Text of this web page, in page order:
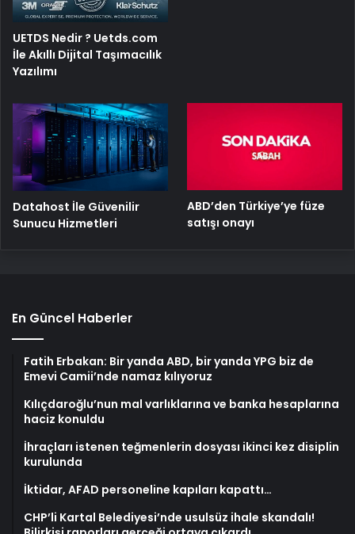
UETDS Nedir ? Uetds.com
İle Akıllı Dijital Taşımacılık
Yazılımı
Datahost İle Güvenilir
Sunucu Hizmetleri
ABD’den Türkiye’ye füze
satışı onayı
En Güncel Haberler
Fatih Erbakan: Bir yanda ABD, bir yanda YPG biz de
Emevi Camii’nde namaz kılıyoruz
Kılıçdaroğlu’nun mal varlıklarına ve banka hesaplarına
haciz konuldu
İhraçları istenen teğmenlerin dosyası ikinci kez disiplin
kurulunda
İktidar, AFAD personeline kapıları kapattı…
CHP’li Kartal Belediyesi’nde usulsüz ihale skandalı!